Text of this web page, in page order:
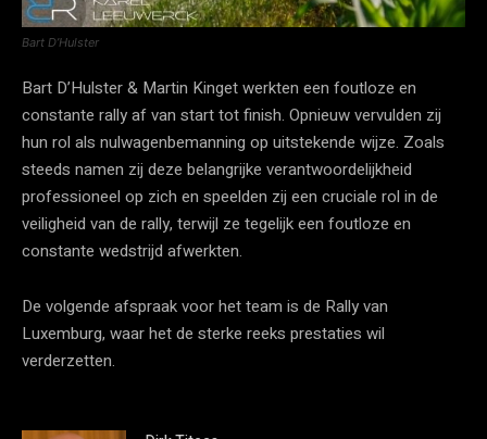
Bart D’Hulster
Bart D’Hulster & Martin Kinget werkten een foutloze en
constante rally af van start tot finish. Opnieuw vervulden zij
hun rol als nulwagenbemanning op uitstekende wijze. Zoals
steeds namen zij deze belangrijke verantwoordelijkheid
professioneel op zich en speelden zij een cruciale rol in de
veiligheid van de rally, terwijl ze tegelijk een foutloze en
constante wedstrijd afwerkten.
De volgende afspraak voor het team is de Rally van
Luxemburg, waar het de sterke reeks prestaties wil
verderzetten.